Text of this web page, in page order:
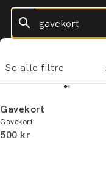
Se alle filtre
Gavekort
Gavekort
I alt (inkl. rabat)
500 kr